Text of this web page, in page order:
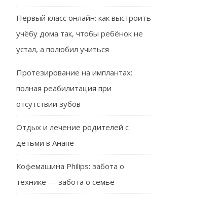
Первый класс онлайн: как выстроить
учёбу дома так, чтобы ребёнок не
устал, а полюбил учиться
Протезирование на имплантах:
полная реабилитация при
отсутствии зубов
Отдых и лечение родителей с
детьми в Анапе
Кофемашина Philips: забота о
технике — забота о семье